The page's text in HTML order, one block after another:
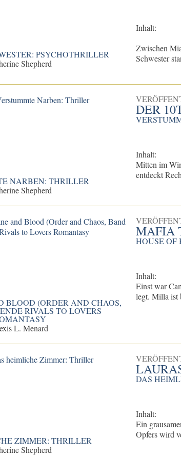
PSYCHOTHRILLER
Shepherd
Inhalt:
Zwischen
Schwester
NARBEN: THRILLER
Shepherd
DER
Inhalt:
Mitten im
entdeckt
BLOOD (ORDER AND CHAOS,
RIVALS TO LOVERS
L. Menard
MAFIA
HOUSE OF
Inhalt:
Einst war
legt. Milla ist
ZIMMER: THRILLER
Shepherd
DAS
Inhalt:
Ein
Opfers wird